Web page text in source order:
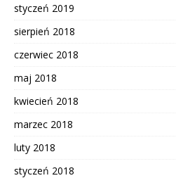
styczeń 2019
sierpień 2018
czerwiec 2018
maj 2018
kwiecień 2018
marzec 2018
luty 2018
styczeń 2018